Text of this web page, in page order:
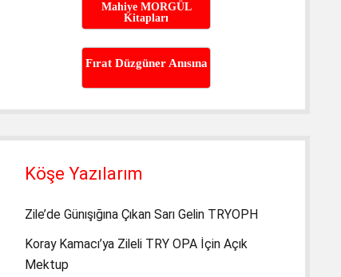
Mahiye MORGÜL
Kitapları
Fırat Düzgüner Anısına
Köşe Yazılarım
Zile’de Günışığına Çıkan Sarı Gelin TRYOPH
Koray Kamacı’ya Zileli TRY OPA İçin Açık
Mektup